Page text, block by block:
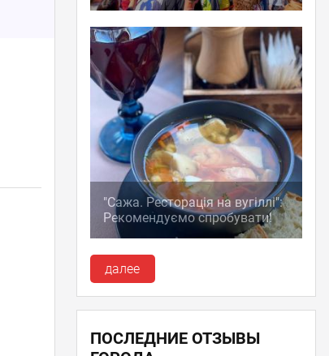
"Сажа. Ресторація на вугіллі":
Рекомендуємо спробувати!
далее
ПОСЛЕДНИЕ ОТЗЫВЫ